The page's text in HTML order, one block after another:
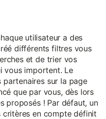
utilisateur a des
différents filtres vous
et de trier vos
vous importent. Le
sur la page
que par vous, dès lors
proposés ! Par défaut, un
en compte définit